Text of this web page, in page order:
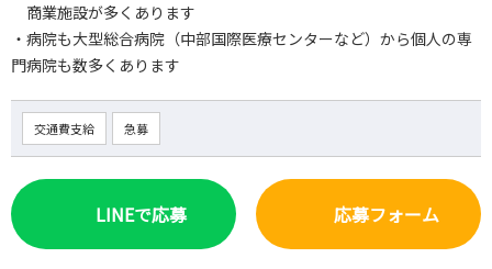
商業施設が多くあります
・病院も大型総合病院（中部国際医療センターなど）から個人の専
門病院も数多くあります
交通費支給 急募
LINEで応募 応募フォーム